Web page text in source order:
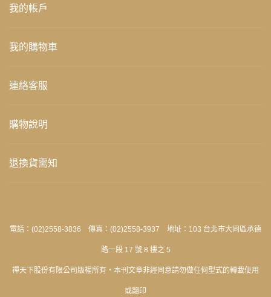
我的帳戶
我的購物車
連絡客服
購物說明
退換貨需知
電話：(02)2558-3836 傳真：(02)2558-3937 地址：103 台北市大同區承德
路一段 17 號 8 樓之 5
禪天下股份有限公司版權所有‧本刊文章非經同意請勿做任何型式的轉載使用
或翻印